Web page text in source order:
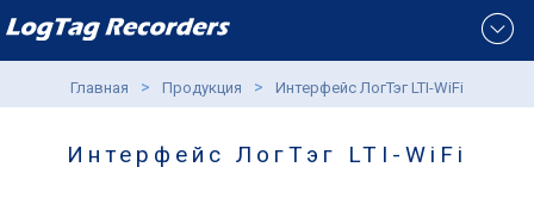
Toggle
Главная > Продукция > Интерфейс ЛогТэг LTI-WiFi
Интерфейс ЛогТэг LTI-WiFi